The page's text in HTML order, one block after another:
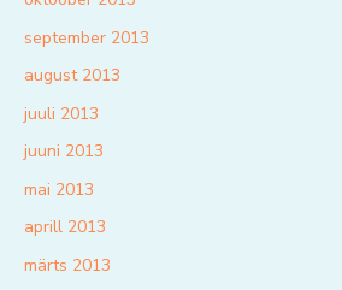
september 2013
august 2013
juuli 2013
juuni 2013
mai 2013
aprill 2013
märts 2013